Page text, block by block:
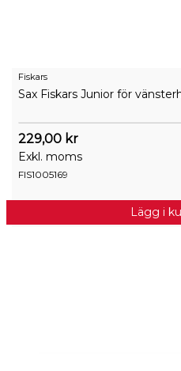
Fiskars
Sax Fiskars Junior för
229,00 kr
Exkl. moms
FIS1005169
Lägg i